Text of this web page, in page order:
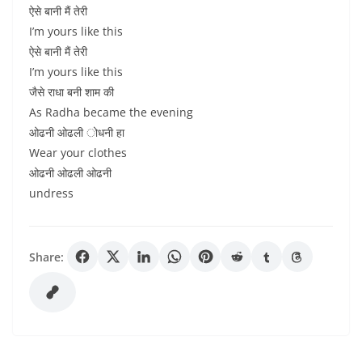
ऐसे बानी मैं तेरी
I’m yours like this
ऐसे बानी मैं तेरी
I’m yours like this
जैसे राधा बनी शाम की
As Radha became the evening
ओढनी ओढली ोधनी हा
Wear your clothes
ओढनी ओढली ओढनी
undress
Share: